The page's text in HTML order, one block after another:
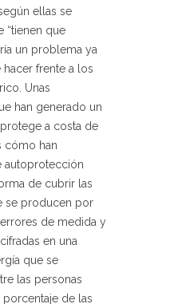
ellas se
“tienen que
un problema ya
frente a los
Unas
han generado un
a costa de
cómo han
autoprotección
de cubrir las
se producen por
de medida y
en una
que se
las personas
porcentaje de las